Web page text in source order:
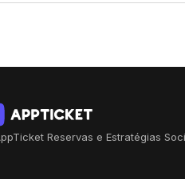
Reservas e Estratégias